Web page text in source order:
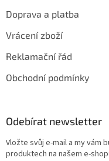
Doprava a platba
Vrácení zboží
Reklamační řád
Obchodní podmínky
Odebírat newsletter
Vložte svůj e-mail a my vám
produktech na našem e-